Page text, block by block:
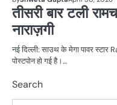
तीसरी बार टली
नाराज़गी
नई दिल्ली: साउथ के मेगा पावर स्टार
पोस्टपोन हो गई है।…
Search